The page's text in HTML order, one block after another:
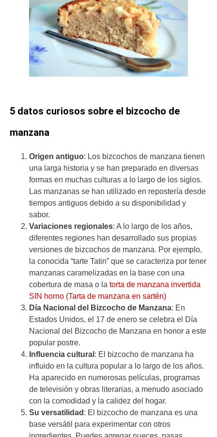
5 datos curiosos sobre el bizcocho de
manzana
Origen antiguo: Los bizcochos de manzana tienen
una larga historia y se han preparado en diversas
formas en muchas culturas a lo largo de los siglos.
Las manzanas se han utilizado en repostería desde
tiempos antiguos debido a su disponibilidad y
sabor.
Variaciones regionales: A lo largo de los años,
diferentes regiones han desarrollado sus propias
versiones de bizcochos de manzana. Por ejemplo,
la conocida “tarte Tatin” que se caracteriza por tener
manzanas caramelizadas en la base con una
cobertura de masa o la torta de manzana invertida
SIN horno (Tarta de manzana en sartén)
Día Nacional del Bizcocho de Manzana: En
Estados Unidos, el 17 de enero se celebra el Día
Nacional del Bizcocho de Manzana en honor a este
popular postre.
Influencia cultural : El bizcocho de manzana ha
influido en la cultura popular a lo largo de los años.
Ha aparecido en numerosas películas, programas
de televisión y obras literarias, a menudo asociado
con la comodidad y la calidez del hogar.
Su versatilidad : El bizcocho de manzana es una
base versátil para experimentar con otros